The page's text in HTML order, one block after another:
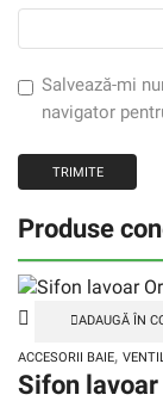
Salvează-mi
navigator
Produse
ADAUGĂ ÎN
ACCESORII BAIE,
Sifon